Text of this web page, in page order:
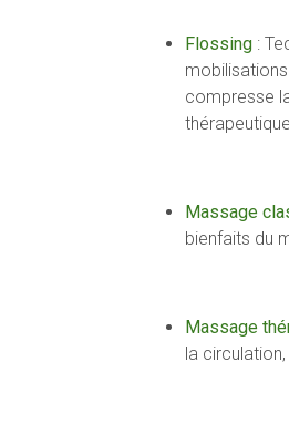
Flossing:
compresse
Massage
bienfaits du
Massage
la